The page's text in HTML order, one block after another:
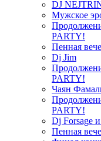
DJ
Мужское
PARTY!
Пенная
Dj Jim
PARTY!
Чаян
PARTY!
Dj Forsage
Пенная